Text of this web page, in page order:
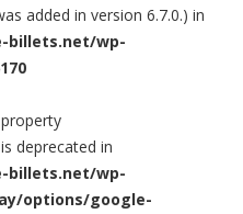
added in version 6.7.0.) in
billets.net/wp-
deprecated in
billets.net/wp-
options/google-